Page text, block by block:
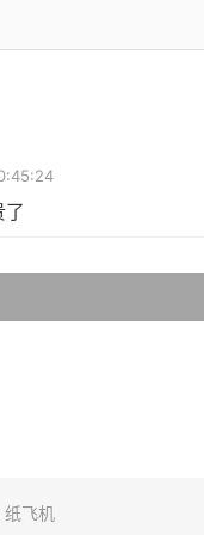
纸飞机